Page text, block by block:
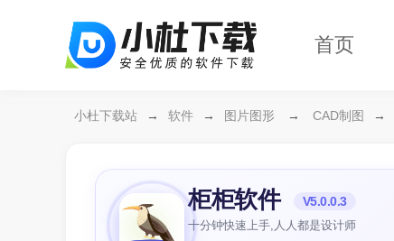
首页
小杜下载站 → 软件 → 图片图形 → CAD制图 →
柜柜软件 V5.0.0.3
十分钟快速上手,人人都是设计师